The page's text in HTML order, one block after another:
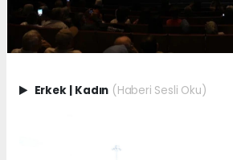
Erkek Kadın (Haberi Sesli Oku)